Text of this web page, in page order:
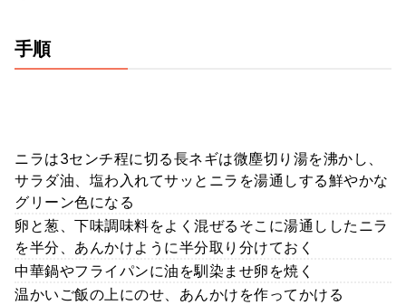
手順
ニラは3センチ程に切る長ネギは微塵切り湯を沸かし、
サラダ油、塩わ入れてサッとニラを湯通しする鮮やかな
グリーン色になる
卵と葱、下味調味料をよく混ぜるそこに湯通ししたニラ
を半分、あんかけように半分取り分けておく
中華鍋やフライパンに油を馴染ませ卵を焼く
温かいご飯の上にのせ、あんかけを作ってかける